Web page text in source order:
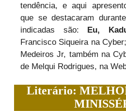
tendência, e aqui
que se destacaram
indicadas são: Eu,
Francisco Siqueira na Cyber;
Medeiros Jr, também na
de Melqui Rodrigues, na
Literário: